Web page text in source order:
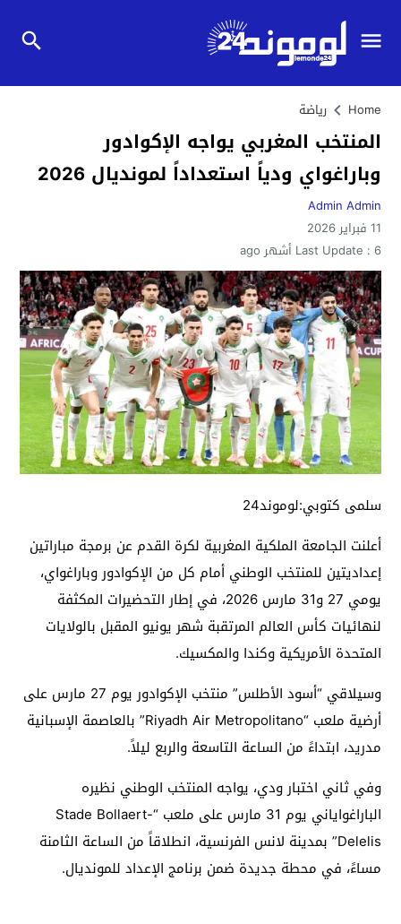
Home رياضة
المنتخب المغربي يواجه الإكوادور
وباراغواي ودياً استعداداً لمونديال 2026
Admin Admin
11 فبراير 2026
Last Update : 6 أشهر ago
سلمى كتوبي:لوموند24
أعلنت الجامعة الملكية المغربية لكرة القدم عن برمجة مباراتين
إعداديتين للمنتخب الوطني أمام كل من الإكوادور وباراغواي،
يومي 27 و31 مارس 2026، في إطار التحضيرات المكثفة
لنهائيات كأس العالم المرتقبة شهر يونيو المقبل بالولايات
المتحدة الأمريكية وكندا والمكسيك.
وسيلاقي “أسود الأطلس” منتخب الإكوادور يوم 27 مارس على
أرضية ملعب “Riyadh Air Metropolitano” بالعاصمة الإسبانية
مدريد، ابتداءً من الساعة التاسعة والربع ليلاً.
وفي ثاني اختبار ودي، يواجه المنتخب الوطني نظيره
الباراغواياني يوم 31 مارس على ملعب “Stade Bollaert-
Delelis” بمدينة لانس الفرنسية، انطلاقاً من الساعة الثامنة
مساءً، في محطة جديدة ضمن برنامج الإعداد للمونديال.